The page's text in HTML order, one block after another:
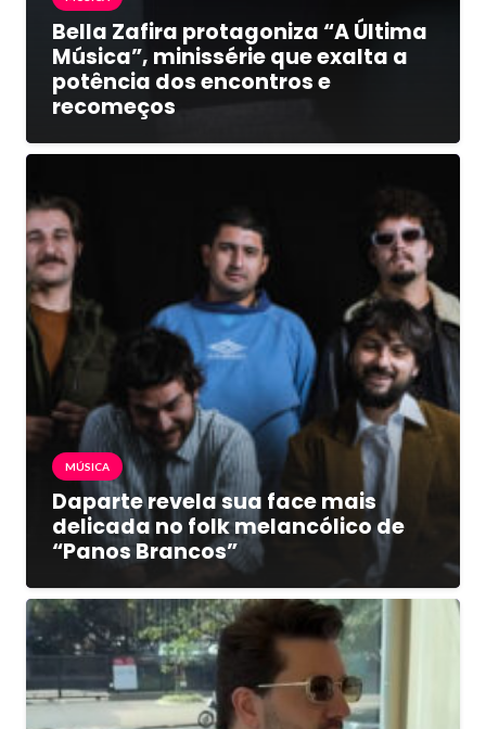
Bella Zafira protagoniza “A Última
Música”, minissérie que exalta a
potência dos encontros e
recomeços
MÚSICA
Daparte revela sua face mais
delicada no folk melancólico de
“Panos Brancos”